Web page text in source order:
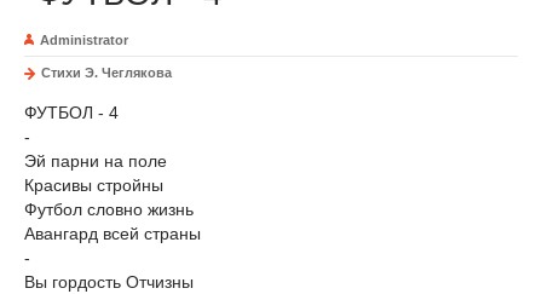
Administrator
Стихи Э. Чеглякова
ФУТБОЛ - 4
-
Эй парни на поле
Красивы стройны
Футбол словно жизнь
Авангард всей страны
-
Вы гордость Отчизны